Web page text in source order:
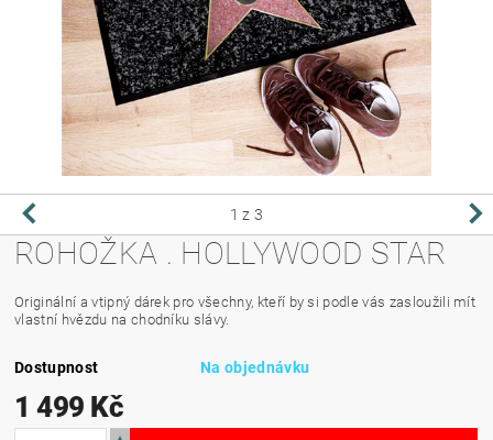
1 z 3
ROHOŽKA . HOLLYWOOD STAR
Originální a vtipný dárek pro všechny, kteří by si podle vás zasloužili mít
vlastní hvězdu na chodníku slávy.
Dostupnost Na objednávku
1 499 Kč